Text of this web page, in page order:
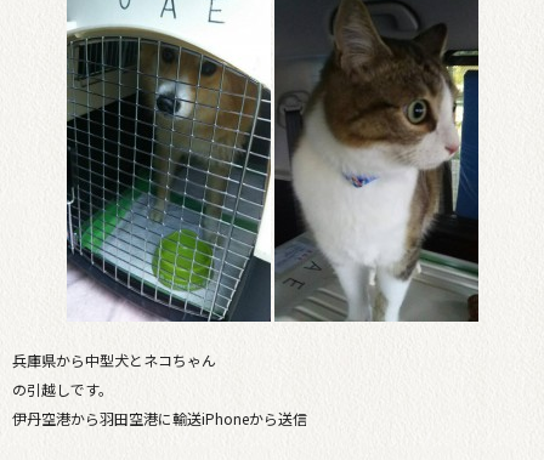
兵庫県から中型犬とネコちゃん
の引越しです。
伊丹空港から羽田空港に輸送iPhoneから送信